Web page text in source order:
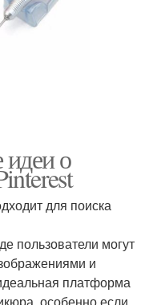
идеи о
для поиска
пользователи могут
и
платформа
особенно если